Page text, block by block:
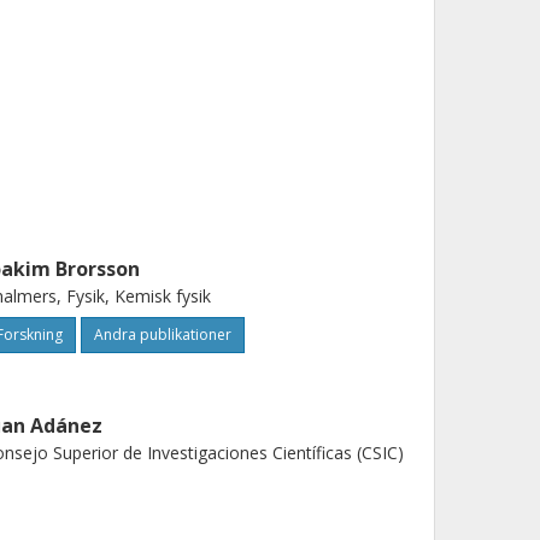
Brorsson
Fysik, Kemisk fysik
Andra publikationer
Adánez
Superior de Investigaciones Científicas (CSIC)